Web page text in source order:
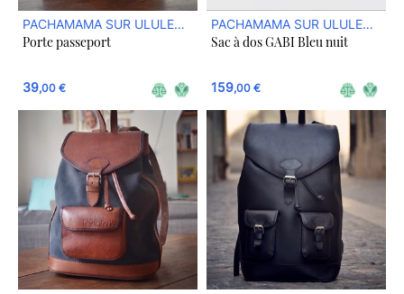
PACHAMAMA SUR ULULE
BOUTIQUE
Porte passeport
39,00 €
PACHAMAMA SUR ULULE
BOUTIQUE
Sac à dos GABI Bleu nuit
159,00 €